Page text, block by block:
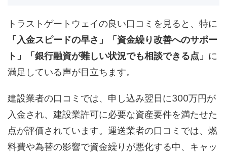
トラストゲートウェイの良い口コミを見ると、特に
「入金スピードの早さ」「資金繰り改善へのサポー
ト」「銀行融資が難しい状況でも相談できる点」 に
満足している声が目立ちます。
建設業者の口コミでは、申し込み翌日に300万円が
入金され、建設業許可に必要な資産要件を満たせた
点が評価されています。運送業者の口コミでは、燃
料費や為替の影響で資金繰りが悪化する中、キャッ